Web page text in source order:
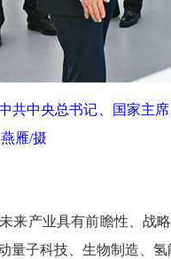
共中央总书记、国家主
雁/摄
未来产业具有前瞻性、战
量子科技、生物制造、